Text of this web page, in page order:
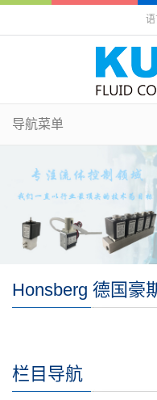
语
导航菜单
Honsberg 德国豪
栏目导航